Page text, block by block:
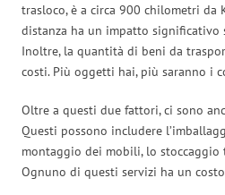
trasloco, è a circa 900 chilometri da
distanza ha un impatto significativo
Inoltre, la quantità di beni da
costi. Più oggetti hai, più saranno i
Oltre a questi due fattori, ci sono
Questi possono includere
montaggio dei mobili, lo
Ognuno di questi servizi ha un